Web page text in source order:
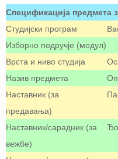
Спецификација предмета
Студијски програм
Изборно подручје (модул)
Врста и ниво студија
Назив предмета
Наставник (за
предавања)
Наставник/сарадник (за
вежбе)